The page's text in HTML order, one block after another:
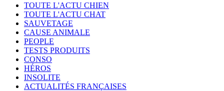
TOUTE L'ACTU CHIEN
TOUTE L'ACTU CHAT
SAUVETAGE
CAUSE ANIMALE
PEOPLE
TESTS PRODUITS
CONSO
HÉROS
INSOLITE
ACTUALITÉS FRANÇAISES